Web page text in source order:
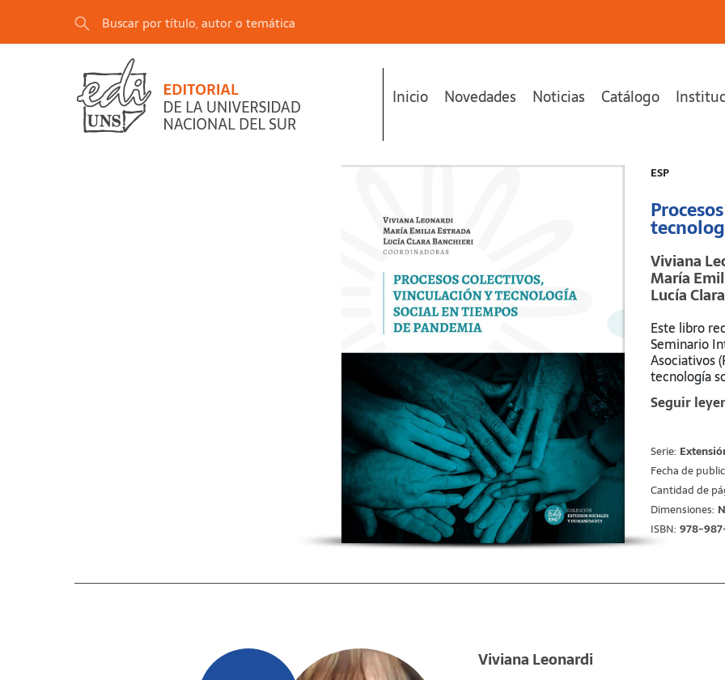
Inicio Novedades Noticias Catálogo
"Procesos colectivos, vinculación y tecnología social en tiempos de pandemia"se ha añadido a tu carrito.
ESP
Viviana
María
Lucía
Este libro
Seminario
Asociativos
tecnología
Comité
de
Universidad
diciembre
Argentina).
torno a los
Economía
recreación,
Seguir
Serie:
Fecha de
Cantidad de
Dimensiones:
ISBN: 978-
Viviana Leonardi